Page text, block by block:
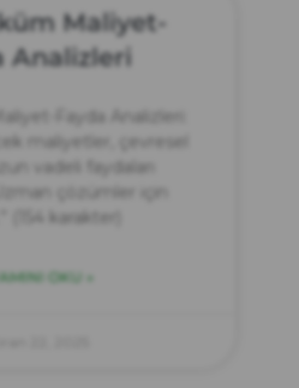
Maliyet-
Analizleri
Fayda Analizleri:
maliyetler, çevresel
vadeli faydaları
çözümler için
(154 karakter)
OKU »